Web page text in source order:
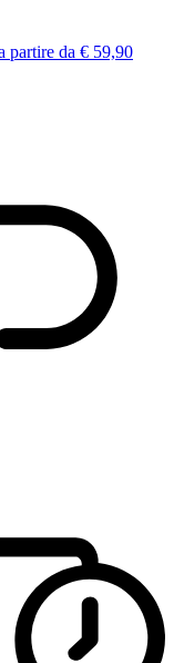
partire da € 59,90